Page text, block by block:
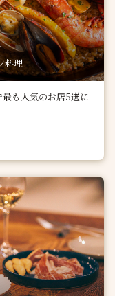
料理
も人気のお店5選に